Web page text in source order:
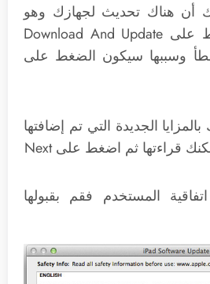
أن هناك تحديث لجهازك وهو
iOS 10 فقم بالضغط على Download And Update
وسببها سيكون الضغط على
الجديدة التي تم إضافتها
المستخدم فقم بقبولها